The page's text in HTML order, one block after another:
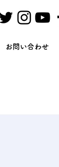
お問い合わせ